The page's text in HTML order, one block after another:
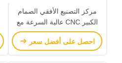
مركز التصنيع الأفقي الصمام
الكبير CNC عالية السرعة مع
وحدة محرك U و CNC U محور
احصل على أفضل سعر